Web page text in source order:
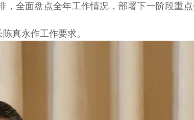
，全面盘点全年工作情况，部署下一阶段重
真永作工作要求。